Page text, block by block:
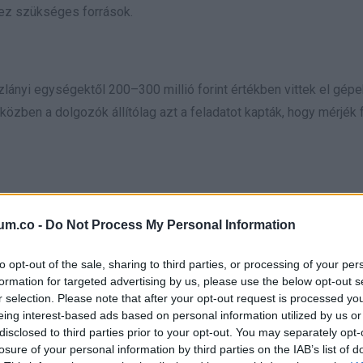
- Do Not Process My Personal Information
opt-out of the sale, sharing to third parties, or processing of your
for targeted advertising by us, please use the below opt-out
selection. Please note that after your opt-out request is processed
interest-based ads based on personal information utilized by us
to third parties prior to your opt-out. You may separately
of your personal information by third parties on the IAB’s list of
szükséges források.
egységektől 200–300 millió forint értékben vittek el
a dolgozók állítólag azt a feladatot kapták, hogy mérjék
„Ezzel lenullázták az Envirotist, innentől ez már egy
Ha a holding minden tagja bedől, akár 200-250 ember is
és eszközökről van szó, hanem emberek megélhetéséről
és elszámoltatást ígért, így az ilyen ügyek most
az Index és a Telex beszámolói szerint szabályos éves